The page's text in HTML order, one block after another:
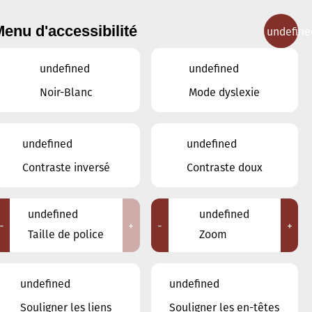
MUSICAL CONTACT
DÉCEMBRE
LUN MER VEN SAM
d'accessibilité
undefined
Noir-Blanc
undefined
Mode dyslexie
undefined
Contraste inversé
undefined
Contraste doux
-
undefined
Taille de police
+ -
undefined
Zoom
+
undefined
Souligner les liens
undefined
Souligner les en-têtes